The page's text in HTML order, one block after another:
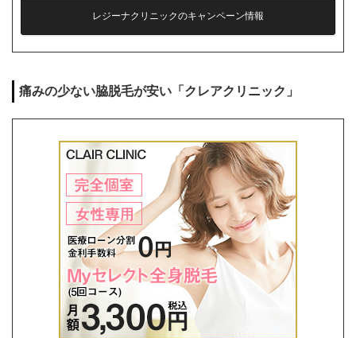
シェービング代 0円
キャンセル料 前日まで無料
レジーナクリニックのキャンペーン情報
痛みの少ない脇脱毛が安い「クレアクリニック」